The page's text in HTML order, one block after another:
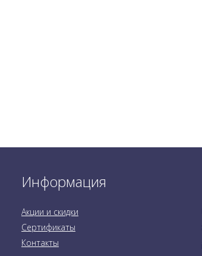
Информация
Акции и скидки
Сертификаты
Контакты